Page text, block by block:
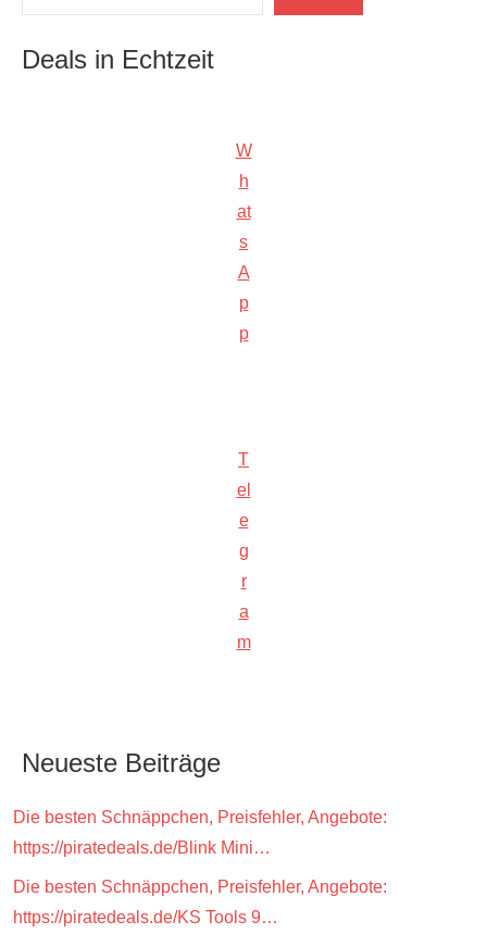
Deals in Echtzeit
W
h
at
s
A
p
p
T
el
e
g
r
a
m
Neueste Beiträge
Die besten Schnäppchen, Preisfehler, Angebote:
https://piratedeals.de/Blink Mini…
Die besten Schnäppchen, Preisfehler, Angebote:
https://piratedeals.de/KS Tools 9…